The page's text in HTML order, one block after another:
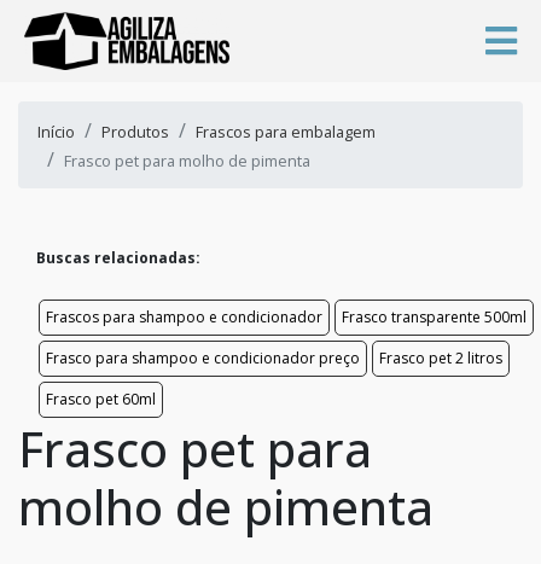
Início Produtos
Frascos para embalagem
Frasco pet para molho de pimenta
Buscas relacionadas:
Frascos para shampoo e condicionador
Frasco transparente 500ml
Frasco para shampoo e condicionador preço
Frasco pet 2 litros
Frasco pet 60ml
Frasco pet para
molho de pimenta